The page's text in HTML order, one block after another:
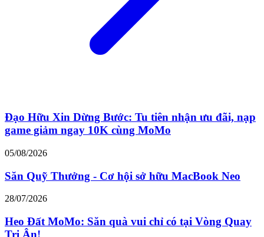
Đạo Hữu Xin Dừng Bước: Tu tiên nhận ưu đãi, nạp
game giảm ngay 10K cùng MoMo
05/08/2026
Săn Quỹ Thưởng - Cơ hội sở hữu MacBook Neo
28/07/2026
Heo Đất MoMo: Săn quà vui chỉ có tại Vòng Quay
Tri Ân!